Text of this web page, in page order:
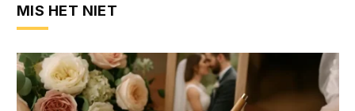
MIS HET NIET